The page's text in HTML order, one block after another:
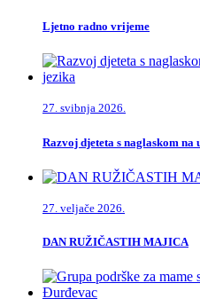
Ljetno radno vrijeme
27. svibnja 2026.
Razvoj djeteta s naglaskom
27. veljače 2026.
DAN RUŽIČASTIH MAJICA